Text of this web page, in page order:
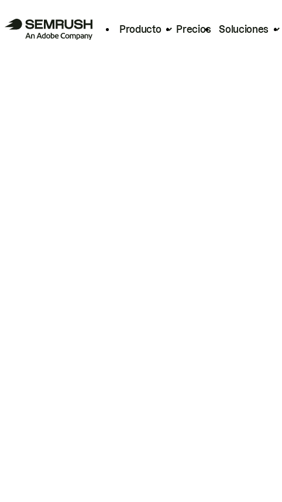
Producto Precios Soluciones